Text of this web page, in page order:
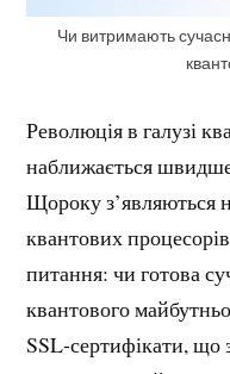
Чи витримають
Революція в галузі
наближається
Щороку з’являються
квантових
питання: чи готова
квантового
SSL‑сертифікати, що